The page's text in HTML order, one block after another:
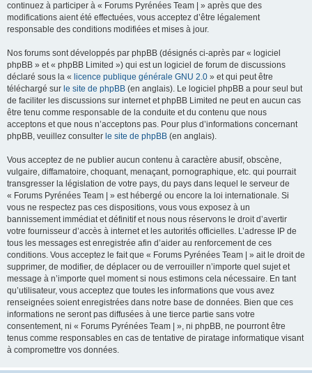
continuez à participer à « Forums Pyrénées Team | » après que des
modifications aient été effectuées, vous acceptez d’être légalement
responsable des conditions modifiées et mises à jour.
Nos forums sont développés par phpBB (désignés ci-après par « logiciel
phpBB » et « phpBB Limited ») qui est un logiciel de forum de discussions
déclaré sous la « licence publique générale GNU 2.0 » et qui peut être
téléchargé sur le site de phpBB (en anglais). Le logiciel phpBB a pour seul but
de faciliter les discussions sur internet et phpBB Limited ne peut en aucun cas
être tenu comme responsable de la conduite et du contenu que nous
acceptons et que nous n’acceptons pas. Pour plus d’informations concernant
phpBB, veuillez consulter le site de phpBB (en anglais).
Vous acceptez de ne publier aucun contenu à caractère abusif, obscène,
vulgaire, diffamatoire, choquant, menaçant, pornographique, etc. qui pourrait
transgresser la législation de votre pays, du pays dans lequel le serveur de
« Forums Pyrénées Team | » est hébergé ou encore la loi internationale. Si
vous ne respectez pas ces dispositions, vous vous exposez à un
bannissement immédiat et définitif et nous nous réservons le droit d’avertir
votre fournisseur d’accès à internet et les autorités officielles. L’adresse IP de
tous les messages est enregistrée afin d’aider au renforcement de ces
conditions. Vous acceptez le fait que « Forums Pyrénées Team | » ait le droit de
supprimer, de modifier, de déplacer ou de verrouiller n’importe quel sujet et
message à n’importe quel moment si nous estimons cela nécessaire. En tant
qu’utilisateur, vous acceptez que toutes les informations que vous avez
renseignées soient enregistrées dans notre base de données. Bien que ces
informations ne seront pas diffusées à une tierce partie sans votre
consentement, ni « Forums Pyrénées Team | », ni phpBB, ne pourront être
tenus comme responsables en cas de tentative de piratage informatique visant
à compromettre vos données.